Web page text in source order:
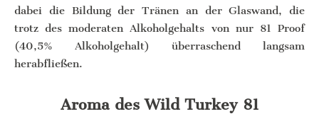
dabei die Bildung der Tränen an der Glaswand, die
trotz des moderaten Alkoholgehalts von nur 81 Proof
(40,5% Alkoholgehalt) überraschend langsam
herabfließen.
Aroma des Wild Turkey 81